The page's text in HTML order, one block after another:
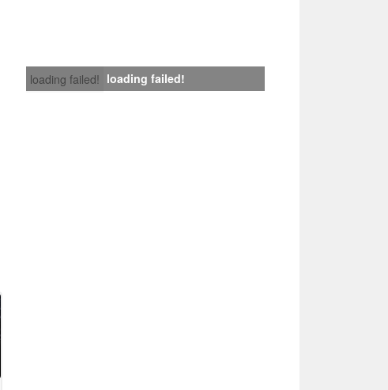
loading failed! loading failed!